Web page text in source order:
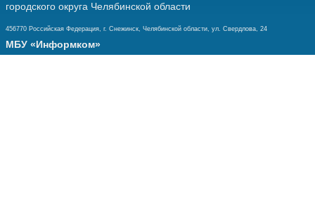
городского округа Челябинской области
456770 Российская Федерация, г. Снежинск, Челябинской области, ул. Свердлова, 24
МБУ «Информком»